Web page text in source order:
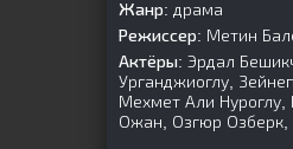
Жанр: драма
Режиссер: Метин
Актёры: Эрдал
Урганджиоглу,
Мехмет Али
Ожан, Озгюр Озберк,